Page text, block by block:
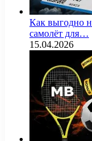
Как выгодно
самолёт для…
15.04.2026